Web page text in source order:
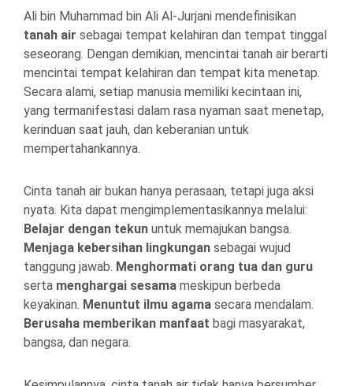
Ali bin Muhammad bin Ali Al-Jurjani mendefinisikan
tanah air sebagai tempat kelahiran dan tempat tinggal
seseorang. Dengan demikian, mencintai tanah air berarti
mencintai tempat kelahiran dan tempat kita menetap.
Secara alami, setiap manusia memiliki kecintaan ini,
yang termanifestasi dalam rasa nyaman saat menetap,
kerinduan saat jauh, dan keberanian untuk
mempertahankannya.
Cinta tanah air bukan hanya perasaan, tetapi juga aksi
nyata. Kita dapat mengimplementasikannya melalui:
Belajar dengan tekun untuk memajukan bangsa.
Menjaga kebersihan lingkungan sebagai wujud
tanggung jawab. Menghormati orang tua dan guru
serta menghargai sesama meskipun berbeda
keyakinan. Menuntut ilmu agama secara mendalam.
Berusaha memberikan manfaat bagi masyarakat,
bangsa, dan negara.